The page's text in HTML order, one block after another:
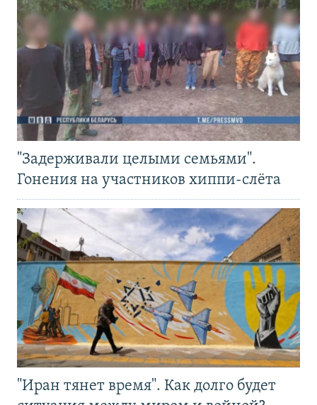
"Задерживали целыми семьями".
Гонения на участников хиппи-слёта
"Иран тянет время". Как долго будет